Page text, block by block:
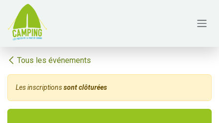
Se rendre au contenu
Tous les événements
Les inscriptionssont clôturées